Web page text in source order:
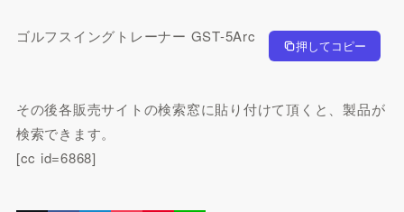
ゴルフスイングトレーナー GST-5Arc
押してコピー
その後各販売サイトの検索窓に貼り付けて頂くと、製品が
検索できます。
[cc id=6868]